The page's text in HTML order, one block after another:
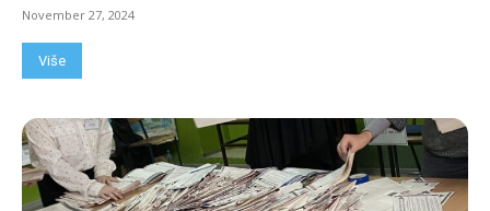
November 27, 2024
Više